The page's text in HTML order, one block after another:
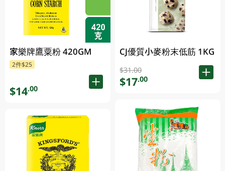
家樂牌鷹粟粉 420GM
2件$25
$14.00
CJ優質小麥粉末低筋 1KG
$31.00
$17.00